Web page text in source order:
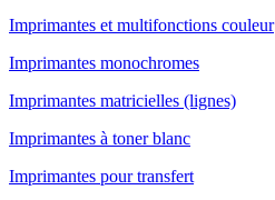
Imprimantes et multifonctions couleur
Imprimantes monochromes
Imprimantes matricielles (lignes)
Imprimantes à toner blanc
Imprimantes pour transfert